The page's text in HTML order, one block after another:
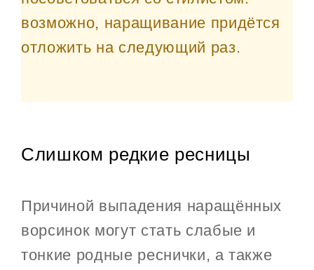
возможно, наращивание придётся
отложить на следующий раз.
Слишком редкие ресницы
Причиной выпадения наращённых
ворсинок могут стать слабые и
тонкие родные реснички, а также